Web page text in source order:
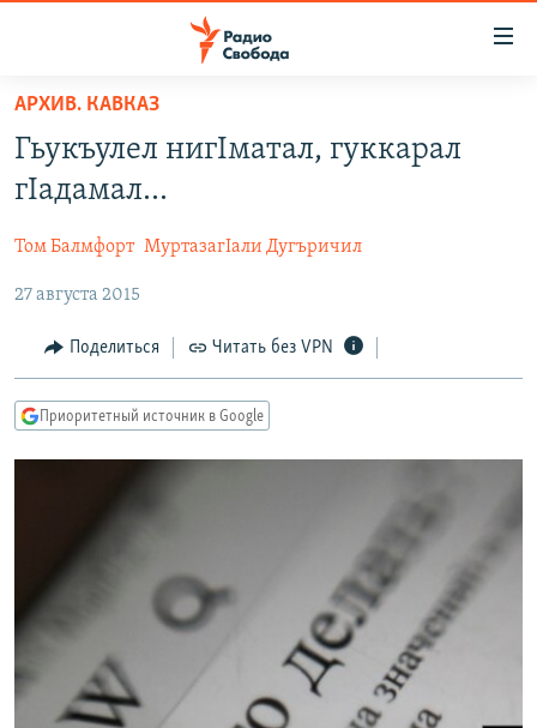
упрощенного
доступа
Вернуться
основному
Вернутся
главной
навигации
Вернутся
ПОДКАСТЫ
ЦИТАТЫ СВОБОДЫ
МНЕНИЯ
КУЛЬТУРА
IDEL.РЕАЛИИ
КАВКАЗ.РЕАЛИИ
СИБИРЬ.РЕАЛИИ
РАСПИСАНИЕ ВЕЩАНИЯ
ПОДПИШИТЕСЬ НА РАССЫЛКУ
СОЦИАЛЬНЫЕ СЕТИ
АРХИВ. КАВКАЗ
Гьукъулел нигIматал, гуккарал
гIадамал...
Том Балмфорт МуртазагIали Дугъричил
27 августа 2015
Поделиться Читать без VPN
Приоритетный источник в Google